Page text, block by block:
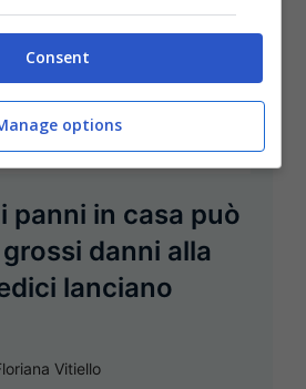
panni in casa può
danni alla
lanciano
Vitiello
Consent
options